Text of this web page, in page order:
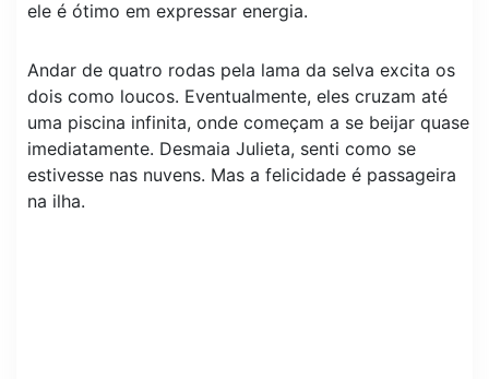
ele é ótimo em expressar energia.
Andar de quatro rodas pela lama da selva excita os
dois como loucos. Eventualmente, eles cruzam até
uma piscina infinita, onde começam a se beijar quase
imediatamente. Desmaia Julieta, senti como se
estivesse nas nuvens. Mas a felicidade é passageira
na ilha.